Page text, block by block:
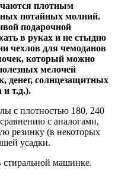
плотным
потайных молний.
подарочной
в руках и не стыдно
чехлов для чемоданов
который можно
мелочей
денег, солнцезащитных
и т.д.).
с плотностью 180, 240
с аналогами,
резинку (в некоторых
усадки.
машинке.